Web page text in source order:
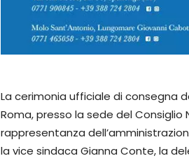
La cerimonia ufficiale di consegna
Roma, presso la sede del Consiglio
rappresentanza
la vice sindaca Gianna Conte, la